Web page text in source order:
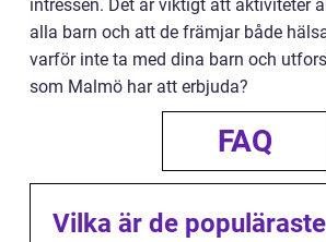
intressen. Det är viktigt att aktiviteter
alla barn och att de främjar både
varför inte ta med dina barn och
som Malmö har att erbjuda?
FAQ
Vilka är de populäraste